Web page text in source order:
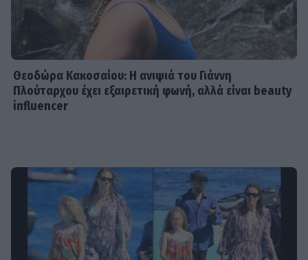
Θεοδώρα Κακοσαίου: Η ανιψιά του Γιάννη
Πλούταρχου έχει εξαιρετική φωνή, αλλά είναι beauty
influencer